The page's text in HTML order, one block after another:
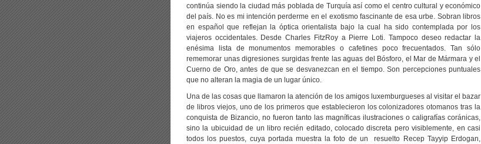
continúa siendo la ciudad más poblada de Turquía así como el centro cultural y económico
del país. No es mi intención perderme en el exotismo fascinante de esa urbe. Sobran libros
en español que reflejan la óptica orientalista bajo la cual ha sido contemplada por los
viajeros occidentales. Desde Charles FitzRoy a Pierre Loti. Tampoco deseo redactar la
enésima lista de monumentos memorables o cafetines poco frecuentados. Tan sólo
rememorar unas digresiones surgidas frente las aguas del Bósforo, el Mar de Mármara y el
Cuerno de Oro, antes de que se desvanezcan en el tiempo. Son percepciones puntuales
que no alteran la magia de un lugar único.
Una de las cosas que llamaron la atención de los amigos luxemburgueses al visitar el bazar
de libros viejos, uno de los primeros que establecieron los colonizadores otomanos tras la
conquista de Bizancio, no fueron tanto las magníficas ilustraciones o caligrafías coránicas,
sino la ubicuidad de un libro recién editado, colocado discreta pero visiblemente, en casi
todos los puestos, cuya portada muestra la foto de un resuelto Recep Tayyip Erdogan,